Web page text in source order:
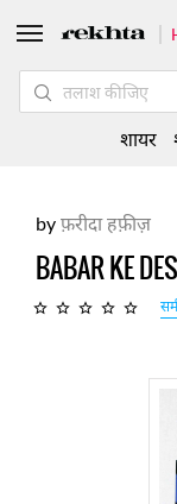
byफ़रीदा हफ़ीज़
BABAR KE
शायर